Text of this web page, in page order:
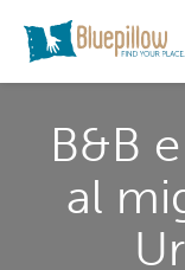
B&B
al